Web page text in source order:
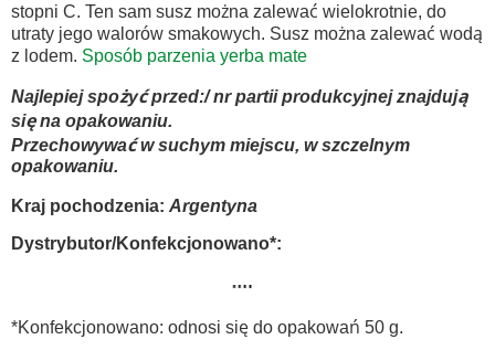
stopni C. Ten sam susz można zalewać wielokrotnie, do
utraty jego walorów smakowych. Susz można zalewać wodą
z lodem. Sposób parzenia yerba mate
Najlepiej spożyć przed:/ nr partii produkcyjnej znajdują
się na opakowaniu.
Przechowywać w suchym miejscu, w szczelnym
opakowaniu.
Kraj pochodzenia: Argentyna
Dystrybutor/Konfekcjonowano*:
*Konfekcjonowano: odnosi się do opakowań 50 g.